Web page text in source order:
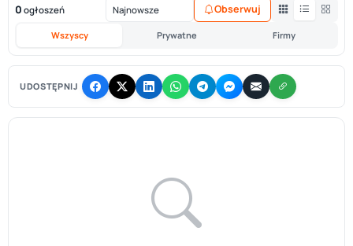
0 ogłoszeń
Wszyscy Prywatne Firmy
Obserwuj
UDOSTĘPNIJ